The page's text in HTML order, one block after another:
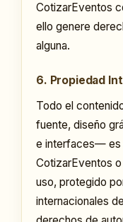
CotizarEventos
ello genere
alguna.
6. Propiedad
Todo el
fuente, diseño
e interfaces— es
CotizarEventos
uso, protegido
internacionales